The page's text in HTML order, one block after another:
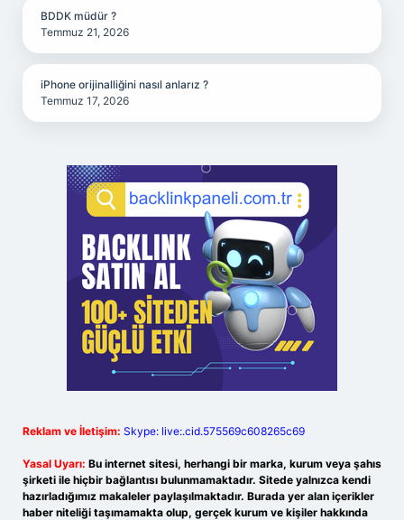
BDDK müdür ?
Temmuz 21, 2026
iPhone orijinalliğini nasıl anlarız ?
Temmuz 17, 2026
Reklam ve İletişim: Skype: live:.cid.575569c608265c69
Yasal Uyarı: Bu internet sitesi, herhangi bir marka, kurum veya şahıs
şirketi ile hiçbir bağlantısı bulunmamaktadır. Sitede yalnızca kendi
hazırladığımız makaleler paylaşılmaktadır. Burada yer alan içerikler
haber niteliği taşımamakta olup, gerçek kurum ve kişiler hakkında